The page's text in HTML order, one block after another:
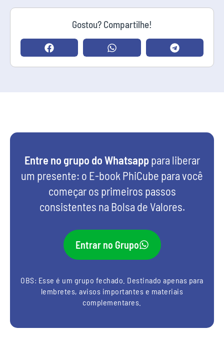
Gostou? Compartilhe!
Entre no grupo do Whatsapppara liberar
um presente: o E-book PhiCube para você
começar os primeiros passos
consistentes na Bolsa de Valores.
Entrar no Grupo
OBS: Esse é um grupo fechado. Destinado apenas para
lembretes, avisos importantes e materiais
complementares.